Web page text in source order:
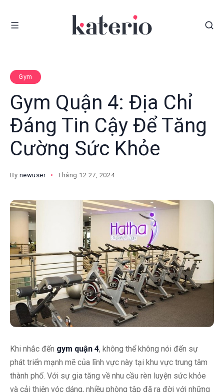
Gym
Gym Quận 4: Địa Chỉ
Đáng Tin Cậy Để Tăng
Cường Sức Khỏe
By newuser Tháng 12 27, 2024
Khi nhắc đến gym quận 4, không thể không nói đến sự
phát triển mạnh mẽ của lĩnh vực này tại khu vực trung tâm
thành phố. Với sự gia tăng về nhu cầu rèn luyện sức khỏe
và cải thiện vóc dáng, nhiều phòng tập đã ra đời với những